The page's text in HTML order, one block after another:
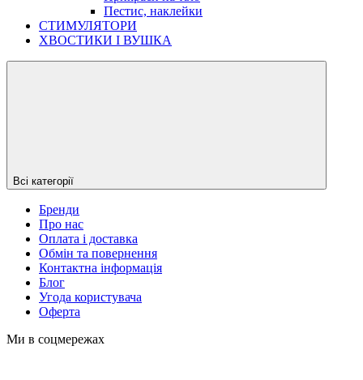
Пестис, наклейки
СТИМУЛЯТОРИ
ХВОСТИКИ І ВУШКА
Всі категорії
Бренди
Про нас
Оплата і доставка
Обмін та повернення
Контактна інформація
Блог
Угода користувача
Оферта
Ми в соцмережах